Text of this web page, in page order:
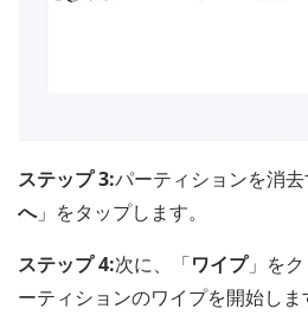
ステップ 3:パーティションを消
へ」をタップします。
ステップ 4:次に、「ワイプ」を
ーティションのワイプを開始し